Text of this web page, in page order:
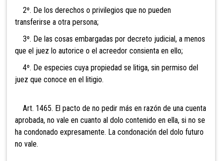
2º. De los derechos o privilegios que no pueden
transferirse a otra persona;
3º. De las cosas embargadas por decreto judicial, a menos
que el juez lo autorice o el acreedor consienta en ello;
4º. De especies cuya propiedad se litiga, sin permiso del
juez que conoce en el litigio.
Art. 1465. El pacto de no pedir más en razón de una cuenta
aprobada, no vale en cuanto al dolo contenido en ella, si no se
ha condonado expresamente. La condonación del dolo futuro
no vale.